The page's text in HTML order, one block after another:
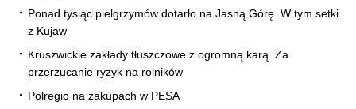
Ponad tysiąc pielgrzymów dotarło na Jasną Górę. W tym setki
z Kujaw
Kruszwickie zakłady tłuszczowe z ogromną karą. Za
przerzucanie ryzyk na rolników
Polregio na zakupach w PESA